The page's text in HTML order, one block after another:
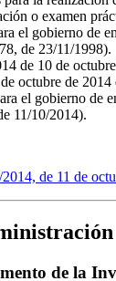
o examen
el gobierno de
de 23/11/1998).
de 10 de
octubre de 2014
el gobierno de
11/10/2014).
de 11 de
de la